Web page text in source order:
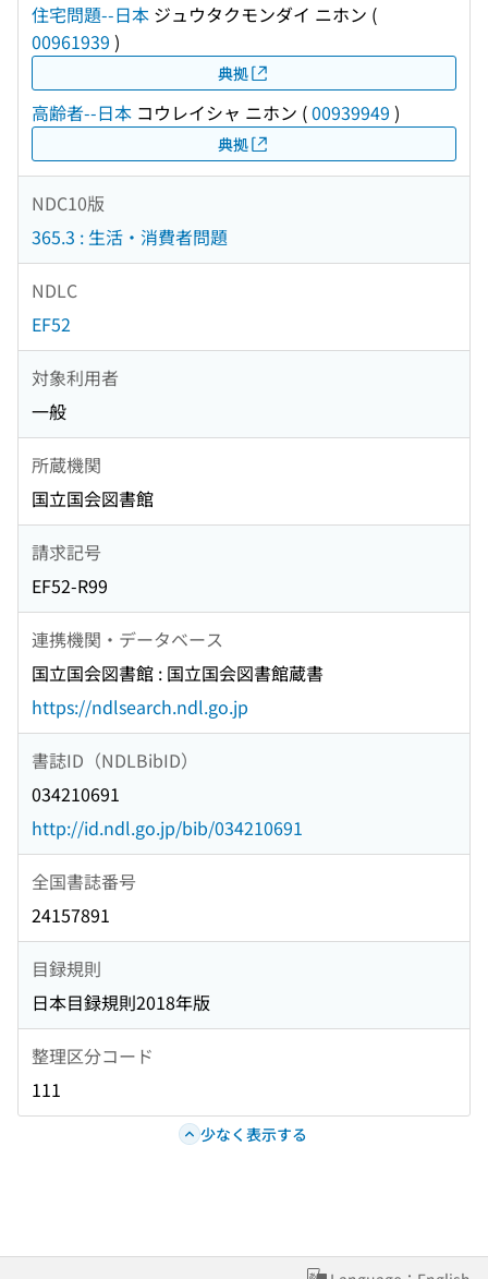
住宅問題--日本 ジュウタクモンダイ ニホン (
00961939 )
典拠
高齢者--日本 コウレイシャ ニホン (00939949 )
典拠
NDC10版
365.3 : 生活・消費者問題
NDLC
EF52
対象利用者
一般
所蔵機関
国立国会図書館
請求記号
EF52-R99
連携機関・データベース
国立国会図書館 : 国立国会図書館蔵書
https://ndlsearch.ndl.go.jp
書誌ID（NDLBibID）
034210691
http://id.ndl.go.jp/bib/034210691
全国書誌番号
24157891
目録規則
日本目録規則2018年版
整理区分コード
111
少なく表示する